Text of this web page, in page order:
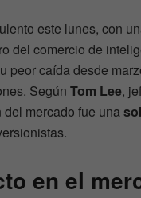
este lunes, con
del comercio de
peor caída desde
Según Tom Lee,
mercado fue una
en el